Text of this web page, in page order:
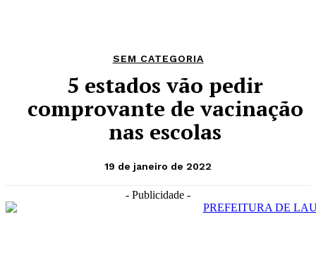
SEM CATEGORIA
5 estados vão pedir
comprovante de vacinação
nas escolas
19 de janeiro de 2022
- Publicidade -